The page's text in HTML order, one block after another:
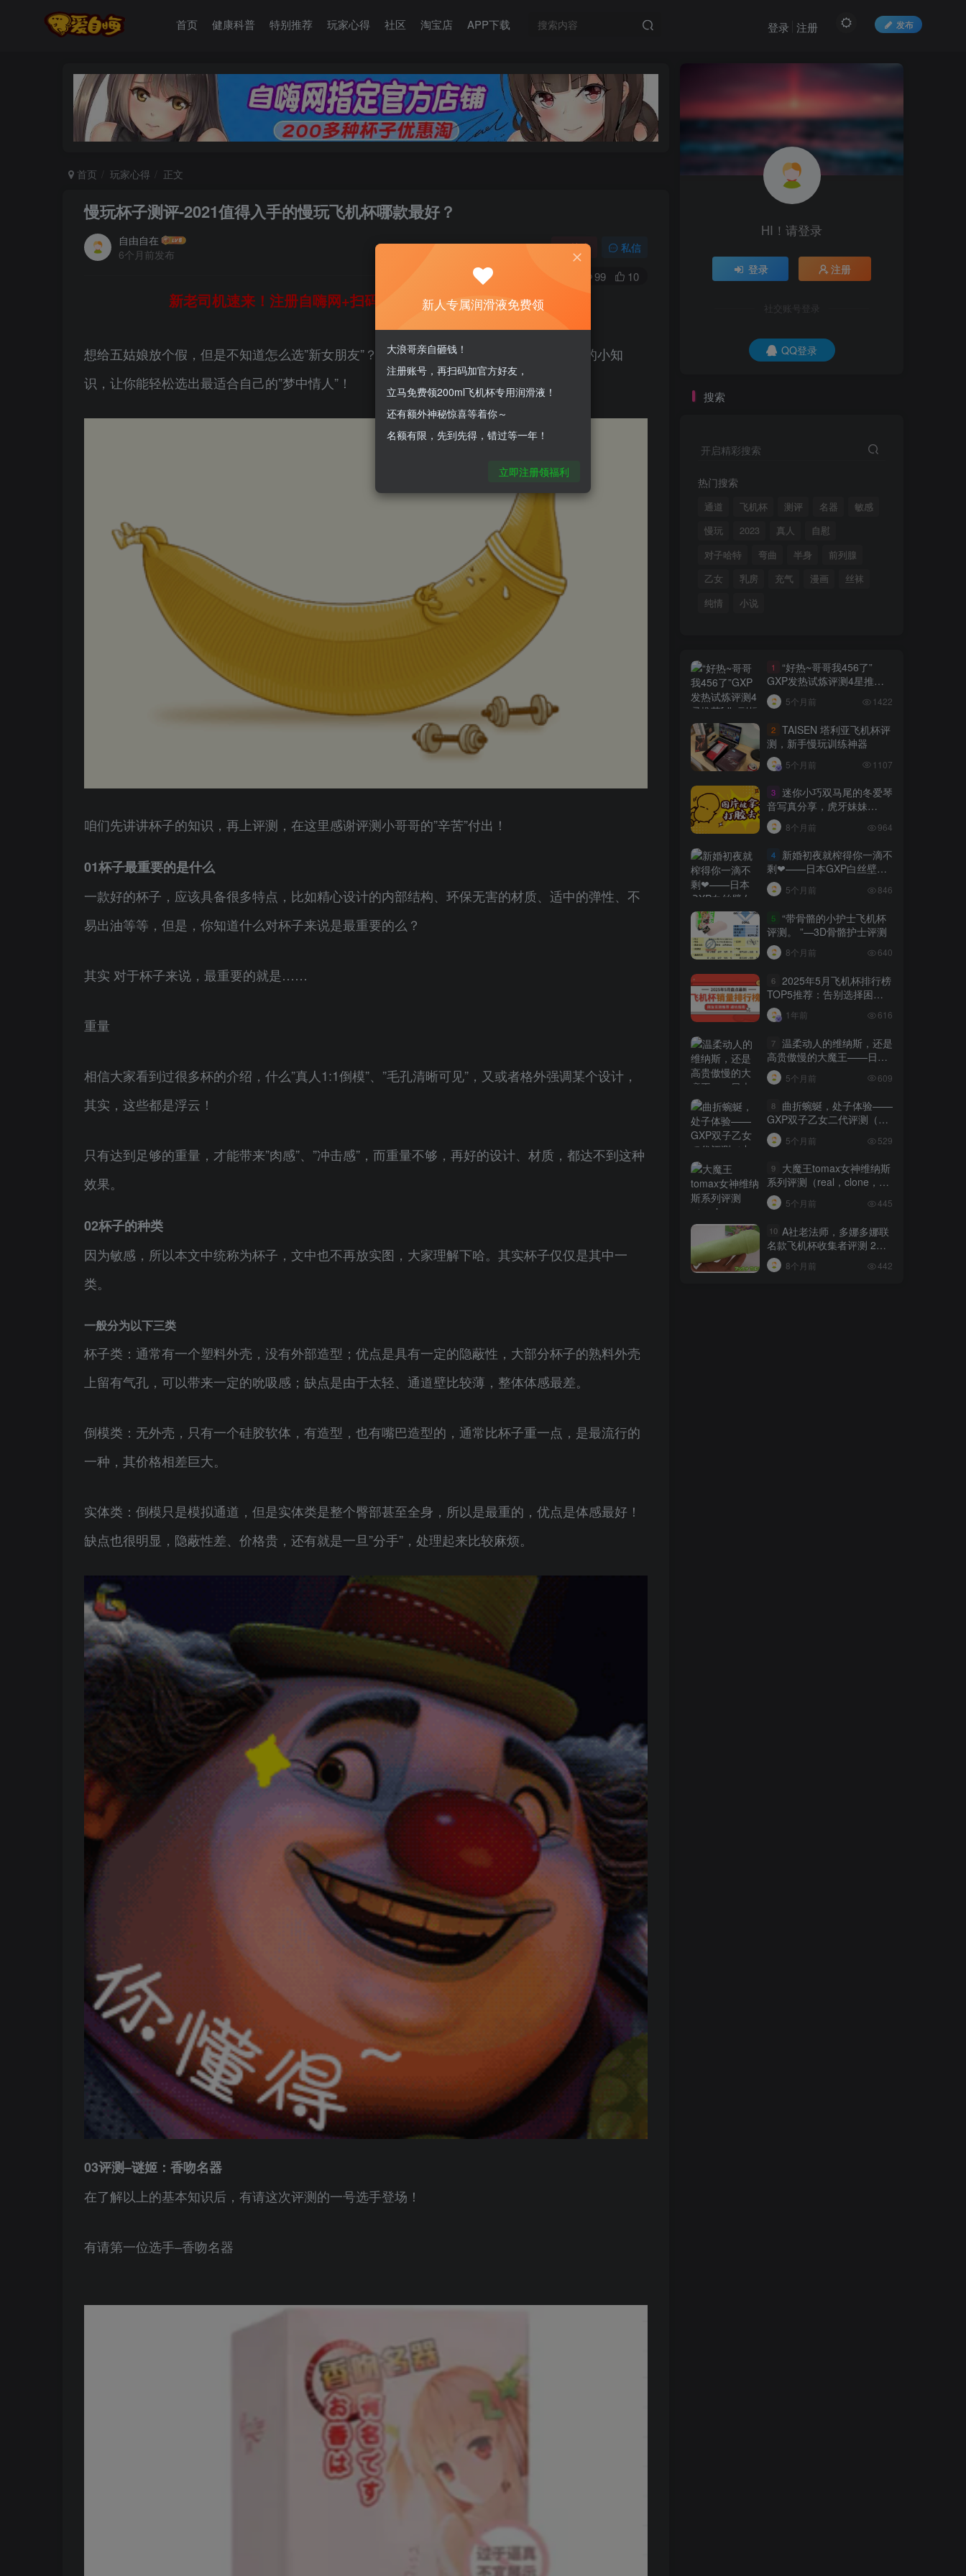
首页 健康科普 特别推荐 玩家心得 社区 淘宝店 APP下载 发布
登录 注册
首页 玩家心得 正文
慢玩杯子测评-2021值得入手的慢玩飞机杯哪款最好？
自由自在
6个月前发布
关注 私信
99 10
新老司机速来！注册自嗨网+扫码加好友，即送200ml润滑液→
想给五姑娘放个假，但是不知道怎么选”新女朋友”？今天，小美就给大讲一下关于飞机杯的小知
识，让你能轻松选出最适合自己的”梦中情人”！
咱们先讲讲杯子的知识，再上评测，在这里感谢评测小哥哥的”辛苦”付出！
01杯子最重要的是什么
一款好的杯子，应该具备很多特点，比如精心设计的内部结构、环保无害的材质、适中的弹性、不
易出油等等，但是，你知道什么对杯子来说是最重要的么？
其实 对于杯子来说，最重要的就是……
重量
相信大家看到过很多杯的介绍，什么”真人1:1倒模”、”毛孔清晰可见”，又或者格外强调某个设计，
其实，这些都是浮云！
只有达到足够的重量，才能带来”肉感”、”冲击感”，而重量不够，再好的设计、材质，都达不到这种
效果。
02杯子的种类
因为敏感，所以本文中统称为杯子，文中也不再放实图，大家理解下哈。其实杯子仅仅是其中一
类。
一般分为以下三类
杯子类：通常有一个塑料外壳，没有外部造型；优点是具有一定的隐蔽性，大部分杯子的熟料外壳
上留有气孔，可以带来一定的吮吸感；缺点是由于太轻、通道壁比较薄，整体体感最差。
倒模类：无外壳，只有一个硅胶软体，有造型，也有嘴巴造型的，通常比杯子重一点，是最流行的
一种，其价格相差巨大。
实体类：倒模只是模拟通道，但是实体类是整个臀部甚至全身，所以是最重的，优点是体感最好！
缺点也很明显，隐蔽性差、价格贵，还有就是一旦”分手”，处理起来比较麻烦。
03评测–谜姬：香吻名器
在了解以上的基本知识后，有请这次评测的一号选手登场！
有请第一位选手–香吻名器
HI！请登录
登录 注册
社交账号登录
QQ登录
搜索
开启精彩搜索
热门搜索
通道 飞机杯 测评 名器
敏感
慢玩
2023 真人
自慰
对子哈特
弯曲 半身
前列腺
乙女
乳房 充气 漫画
丝袜
纯情
小说
1
“好热~哥哥我456了”
GXP发热试炼评测4星推荐
[db:副标题]
5个月前 1422
2 TAISEN 塔利亚飞机杯评
测，新手慢玩训练神器
5个月前 1107
3 迷你小巧双马尾的冬爱琴
音写真分享，虎牙妹妹
YYDS!
8个月前 964
4
新婚初夜就榨得你一滴不
剩❤——日本GXP白丝壁女
测评 五星推荐[db:副标题]
5个月前 846
5 “带骨骼的小护士飞机杯
评测。 ”—3D骨骼护士评测
8个月前 640
6 2025年5月飞机杯排行榜
TOP5推荐：告别选择困
难，秒懂哪款适合你！
1年前 616
7 温柔动人的维纳斯，还是
高贵傲慢的大魔王——日本
tomax venus系列（soft）名
器测评 四星推荐[db:副标题]
5个月前 609
8
曲折蜿蜒，处子体验——
GXP双子乙女二代评测（中
高刺激）四星推荐[db:副标
题] 5个月前 529
9
大魔王tomax女神维纳斯
系列评测（real，clone，
cross）[db:副标题]
5个月前 445
10 A社老法师，多娜多娜联
名款飞机杯收集者评测 2
——除了情怀也有亮点
8个月前 442
新人专属润滑液免费领
大浪哥亲自砸钱！
注册账号，再扫码加官方好友，
立马免费领200ml飞机杯专用润滑液！
还有额外神秘惊喜等着你～
名额有限，先到先得，错过等一年！
立即注册领福利